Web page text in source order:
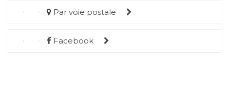
Par voie postale
Facebook